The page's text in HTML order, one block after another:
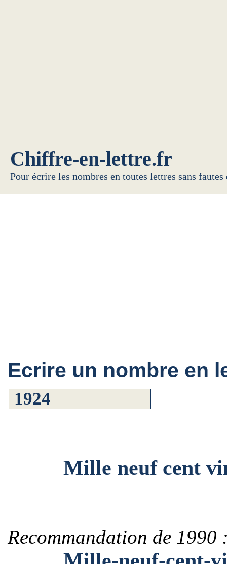
Chiffre-en-lettre.fr
Pour écrire les nombres en toutes lettres sans
Ecrire un nombre en
Mille neuf cent
Recommandation de 1990